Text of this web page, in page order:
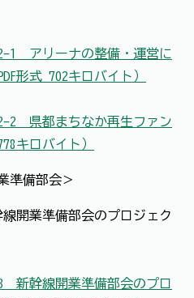
1 アリーナの整備・運営に
形式 702キロバイト）
2 県都まちなか再生ファン
キロバイト）
部会＞
部会のプロジェク
新幹線開業準備部会のプロ